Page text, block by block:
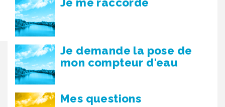
Je demande la pose de
mon compteur d'eau
Mes questions